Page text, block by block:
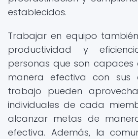
establecidos.
Trabajar en equipo
productividad y
personas que son
manera efectiva con sus
trabajo pueden
individuales de cada
alcanzar metas de
efectiva. Además, la